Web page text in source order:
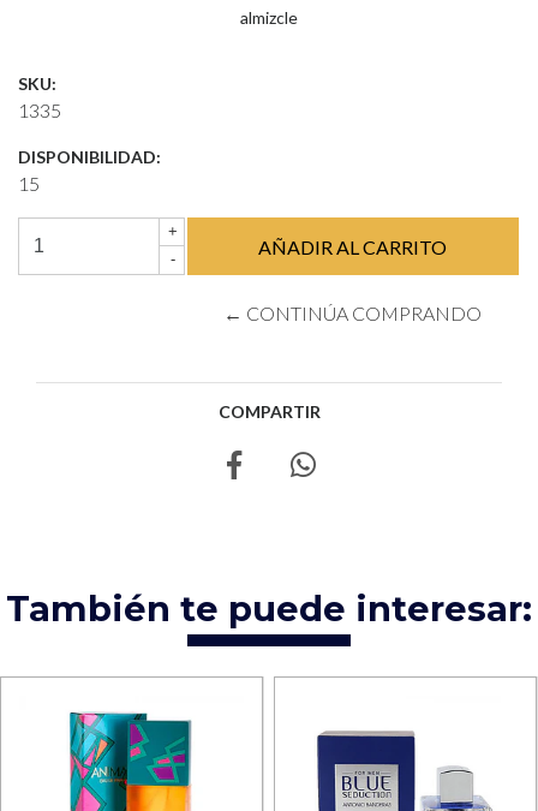
almizcle
SKU:
1335
DISPONIBILIDAD:
15
+
-
← CONTINÚA COMPRANDO
COMPARTIR
También te puede interesar: